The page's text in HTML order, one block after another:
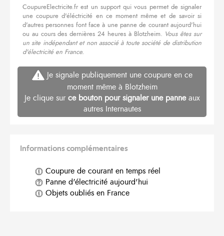
CoupureElectricite.fr est un support qui vous permet de signaler
une coupure d'éléctricité en ce moment même et de savoir si
d'autres personnes font face à une panne de courant aujourd'hui
ou au cours des dernières 24 heures à Blotzheim. Vous êtes sur
un site indépendant et non associé à toute société de distribution
d'électricité en France.
Je signale publiquement une coupure en ce
moment même à Blotzheim
Je clique sur ce bouton pour signaler une panneaux
autres Internautes
Informations complémentaires
Coupure de courant en temps réel
Panne d'électricité aujourd'hui
Objets oubliés en France